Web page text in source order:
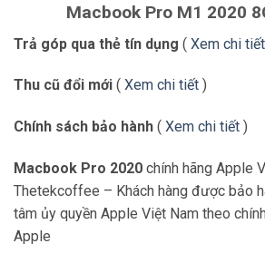
Macbook Pro M1 2020
Trả góp qua thẻ tín dụng ( Xem chi tiết
Thu cũ đổi mới ( Xem chi tiết )
Chính sách bảo hành ( Xem chi tiết )
Macbook Pro 2020 chính hãng Apple
Thetekcoffee – Khách hàng được bảo
tâm ủy quyền Apple Việt Nam theo
Apple